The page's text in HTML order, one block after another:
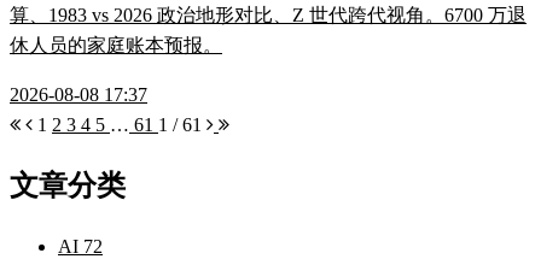
算、1983 vs 2026 政治地形对比、Z 世代跨代视角。6700 万退
休人员的家庭账本预报。
2026-08-08 17:37
1 2 3 4 5 … 61 1 / 61
文章分类
AI 72